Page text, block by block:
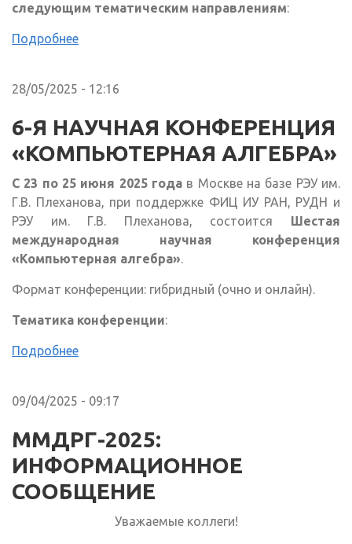
следующим тематическим направлениям:
Подробнее
28/05/2025 - 12:16
6-Я НАУЧНАЯ КОНФЕРЕНЦИЯ
«КОМПЬЮТЕРНАЯ АЛГЕБРА»
С 23 по 25 июня 2025 года в Москве на базе РЭУ им.
Г.В. Плеханова, при поддержке ФИЦ ИУ РАН, РУДН и
РЭУ им. Г.В. Плеханова, состоится Шестая
международная научная конференция
«Компьютерная алгебра».
Формат конференции: гибридный (очно и онлайн).
Тематика конференции:
Подробнее
09/04/2025 - 09:17
ММДРГ-2025:
ИНФОРМАЦИОННОЕ
СООБЩЕНИЕ
Уважаемые коллеги!